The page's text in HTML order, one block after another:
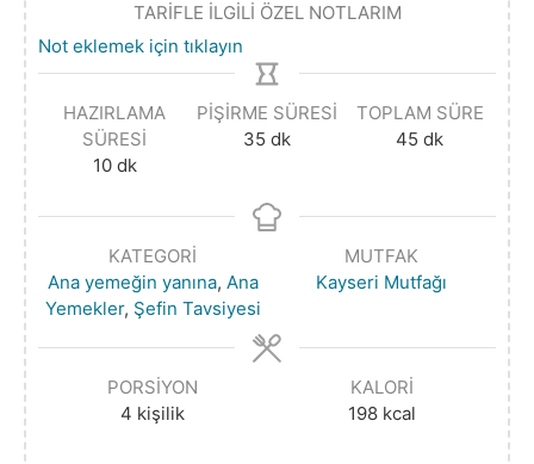
TARİFLE İLGİLİ ÖZEL NOTLARIM
Not eklemek için tıklayın
HAZIRLAMA
SÜRESI
10 dk
PIŞIRME SÜRESI
35 dk
TOPLAM SÜRE
45 dk
KATEGORI
Ana yemeğin yanına, Ana
Yemekler, Şefin Tavsiyesi
MUTFAK
Kayseri Mutfağı
PORSIYON
4 kişilik
KALORI
198 kcal